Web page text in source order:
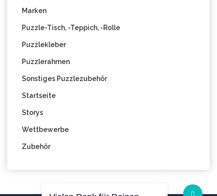
Marken
Puzzle-Tisch, -Teppich, -Rolle
Puzzlekleber
Puzzlerahmen
Sonstiges Puzzlezubehör
Startseite
Storys
Wettbewerbe
Zubehör